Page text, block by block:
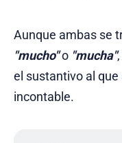
Aunque ambas se
"mucho"o "mucha"
el sustantivo al
incontable.